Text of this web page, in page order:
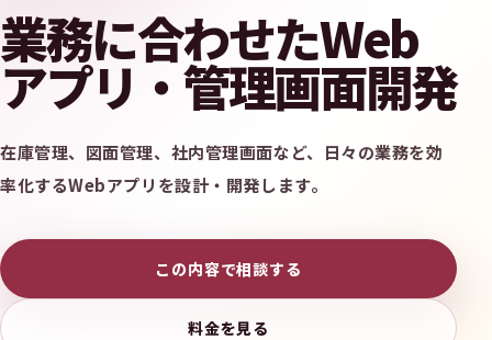
業務に合わせたWeb
アプリ・管理画面開発
在庫管理、図面管理、社内管理画面など、日々の業務を効
率化するWebアプリを設計・開発します。
この内容で相談する
料金を見る